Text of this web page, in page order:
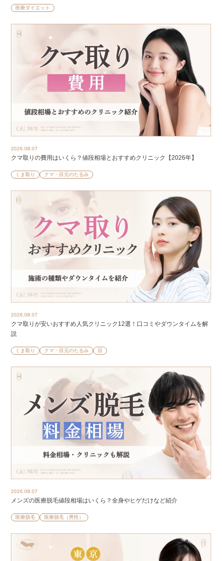
医療ダイエット
2026.08.07
クマ取りの費用はいくら？値段相場とおすすめクリニック【2026年】
くま取り クマ・目元のたるみ
2026.08.07
クマ取りが安いおすすめ人気クリニック12選！口コミやダウンタイムを解
説
くま取り クマ・目元のたるみ 目
2026.08.07
メンズの医療脱毛値段相場はいくら？全身やヒゲだけなど紹介
医療脱毛 医療脱毛（男性）